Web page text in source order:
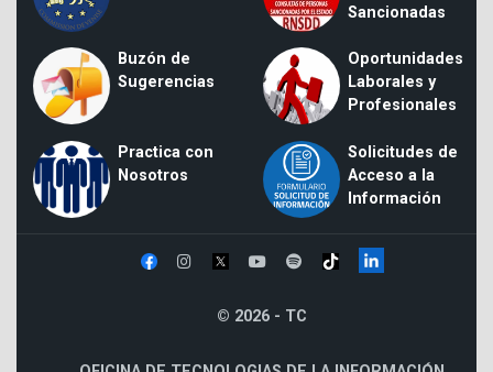
Sancionadas
Buzón de
Sugerencias
Oportunidades
Laborales y
Profesionales
Practica con
Nosotros
Solicitudes de
Acceso a la
Información
© 2026 - TC